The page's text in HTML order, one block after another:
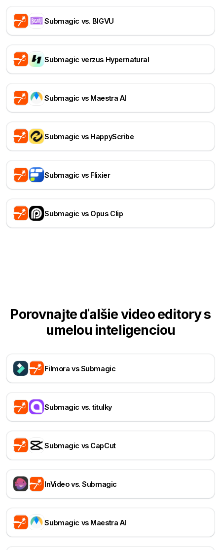
Submagic vs. BIGVU
Submagic verzus Hypernatural
Submagic vs Maestra AI
Submagic vs HappyScribe
Submagic vs Flixier
Submagic vs Opus Clip
Porovnajte ďalšie video editory s
umelou inteligenciou
Filmora vs Submagic
Submagic vs. titulky
Submagic vs CapCut
InVideo vs. Submagic
Submagic vs Maestra AI